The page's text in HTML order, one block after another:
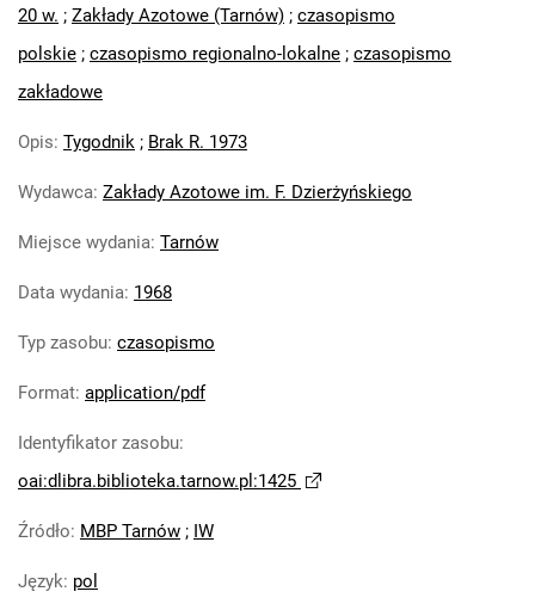
Feliksa Dzierżyńskiego. 1968, nr 5
Tarnowskie Azoty : Organ Samorządu
Tarnowskie Azoty : Organ Samorządu
Feliksa Dzierżyńskiego. 1968, nr 7
Robotniczego Zakładów Azotowych im.
Feliksa Dzierżyńskiego. 1968, nr 8
Robotniczego Zakładów Azotowych im.
Feliksa Dzierżyńskiego. 1968, nr 9
Robotniczego Zakładów Azotowych im.
Feliksa Dzierżyńskiego. 1968, nr 10
Robotniczego Zakładów Azotowych im.
20 w. ; Zakłady Azotowe (Tarnów) ; czasopismo
polskie ; czasopismo regionalno-lokalne ; czasopismo
zakładowe
Opis: Tygodnik ; Brak R. 1973
Wydawca: Zakłady Azotowe im. F. Dzierżyńskiego
Miejsce wydania: Tarnów
Data wydania: 1968
Typ zasobu: czasopismo
Format: application/pdf
Identyfikator zasobu:
oai:dlibra.biblioteka.tarnow.pl:1425
Źródło: MBP Tarnów ; IW
Język: pol